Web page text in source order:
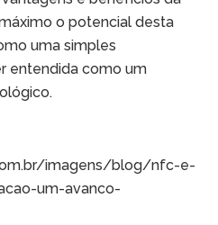
o potencial desta
uma simples
entendida como um
imagens/blog/nfc-e-
um-avanco-